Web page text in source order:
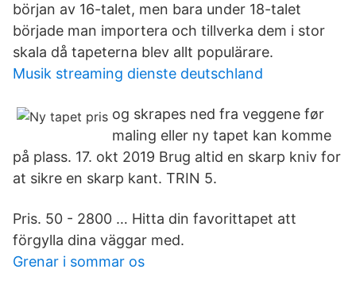
början av 16-talet, men bara under 18-talet
började man importera och tillverka dem i stor
skala då tapeterna blev allt populärare.
Musik streaming dienste deutschland
og skrapes ned fra veggene før
maling eller ny tapet kan komme
på plass. 17. okt 2019 Brug altid en skarp kniv for
at sikre en skarp kant. TRIN 5.
Pris. 50 - 2800 … Hitta din favorittapet att
förgylla dina väggar med.
Grenar i sommar os